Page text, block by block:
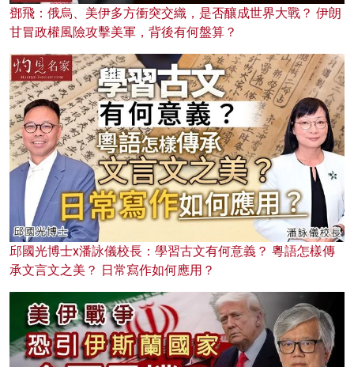
鄧飛：俄烏、美伊多方衝突交織，是否釀成世界大戰？ 伊朗
甘冒政權風險攻擊美軍，背後有何盤算？
邱國光博士x潘詠儀校長：學習古文有何意義？ 粵語怎樣傳
承文言文之美？ 日常寫作如何應用？